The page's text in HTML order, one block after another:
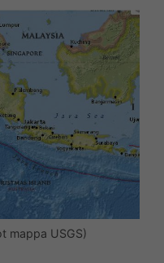
mappa USGS)